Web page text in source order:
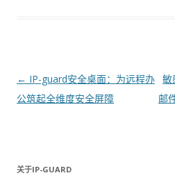
文章导航
← IP-guard安全桌面：为远程办
公筑起全维度安全屏障
敏
邮
关于IP-GUARD